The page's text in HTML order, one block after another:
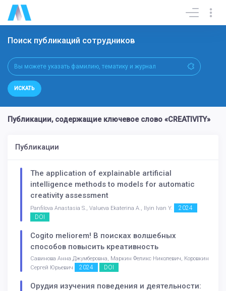
Поиск публикаций сотрудников
ИСКАТЬ
Публикации, содержащие ключевое слово «CREATIVITY»
Публикации
The application of explainable artificial
intelligence methods to models for automatic
creativity assessment
Panfilova Anastasia S., Valueva Ekaterina A., Ilyin Ivan Y.
2024
DOI
Cogito meliorem! В поисках волшебных
способов повысить креативность
Савинова Анна Джумберовна, Маркин Феликс Николевич, Коровкин
Сергей Юрьевич
2024 DOI
Орудия изучения поведения и деятельности: